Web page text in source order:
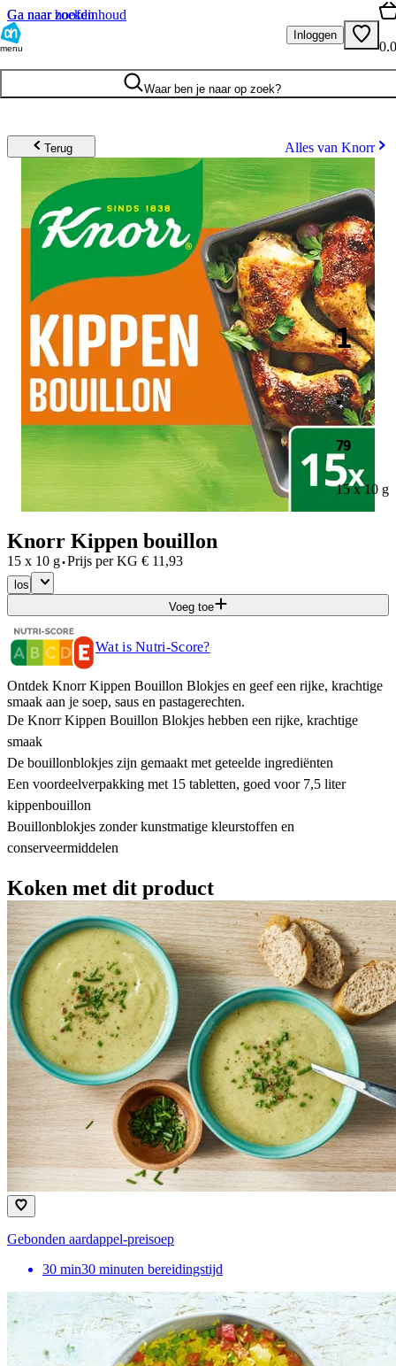
Ga naar hoofdinhoud
Ga naar zoeken
menu
Inloggen
Waar ben je naar op zoek?
Terug Alles van Knorr
1
.
79
15 x 10 g
Knorr Kippen bouillon
15 x 10 g·Prijs per KG € 11,93
los
Voeg toe
Wat is Nutri-Score?
Ontdek Knorr Kippen Bouillon Blokjes en geef een rijke, krachtige
smaak aan je soep, saus en pastagerechten.
De Knorr Kippen Bouillon Blokjes hebben een rijke, krachtige
smaak
De bouillonblokjes zijn gemaakt met geteelde ingrediënten
Een voordeelverpakking met 15 tabletten, goed voor 7,5 liter
kippenbouillon
Bouillonblokjes zonder kunstmatige kleurstoffen en
conserveermiddelen
Koken met dit product
Gebonden aardappel-preisoep
30 min30 minuten bereidingstijd